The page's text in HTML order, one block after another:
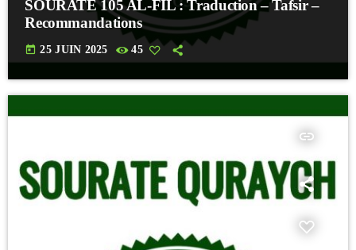
SOURATE 105 AL-FIL : Traduction – Tafsir –
Recommandations
today 25 JUIN 2025 45
insert_link